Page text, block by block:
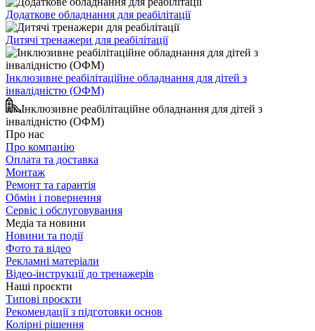
Додаткове обладнання для реабілітації
Дитячі тренажери для реабілітації
Інклюзивне реабілітаційне обладнання для дітей з
інвалідністю (ОФМ)
Інклюзивне реабілітаційне обладнання для дітей з
інвалідністю (ОФМ)
Про нас
Про компанію
Оплата та доставка
Монтаж
Ремонт та гарантія
Обмін і повернення
Сервіс і обслуговування
Медіа та новини
Новини та події
Фото та відео
Рекламні матеріали
Відео-інструкції до тренажерів
Наші проєкти
Типові проєкти
Рекомендації з підготовки основ
Колірні рішення